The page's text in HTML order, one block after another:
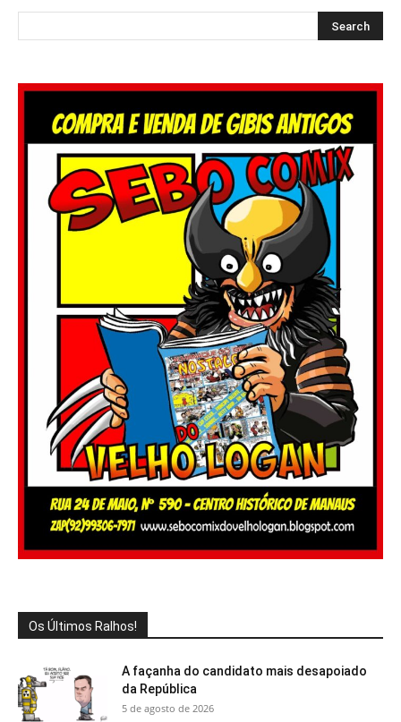
Os Últimos Ralhos!
A façanha do candidato mais desapoiado
da República
5 de agosto de 2026